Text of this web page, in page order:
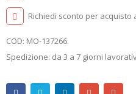
Richiedi sconto per acquisto
COD: MO-137266.
Spedizione: da 3 a 7 giorni